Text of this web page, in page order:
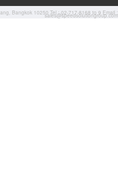
Bangkok 10250 Tel : 02-717-8168 to 9 Email :
sales@speedsolutiongroup.com